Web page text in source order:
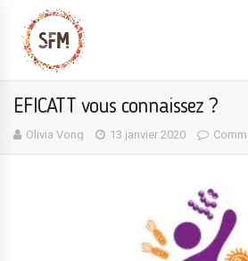
EFICATT vous connaissez ?
Olivia Vong 13 janvier 2020